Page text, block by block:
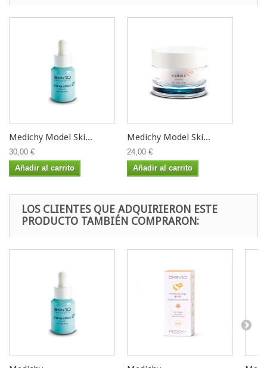
Medichy Model Ski...
30,00 €
Añadir al carrito
Medichy Model Ski...
24,00 €
Añadir al carrito
LOS CLIENTES QUE ADQUIRIERON ESTE
PRODUCTO TAMBIÉN COMPRARON: